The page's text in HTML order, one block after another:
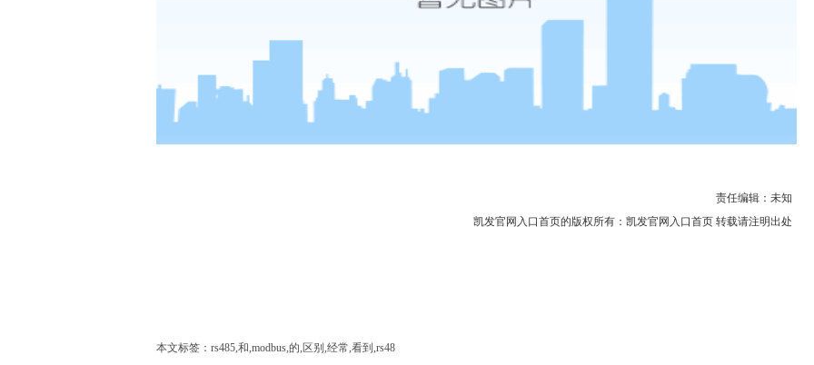
责任编辑：未知
凯发官网入口首页的版权所有： 凯发官网入口首页 转载请注明出处
本文标签：rs485,和,modbus,的,区别,经常,看到,rs48